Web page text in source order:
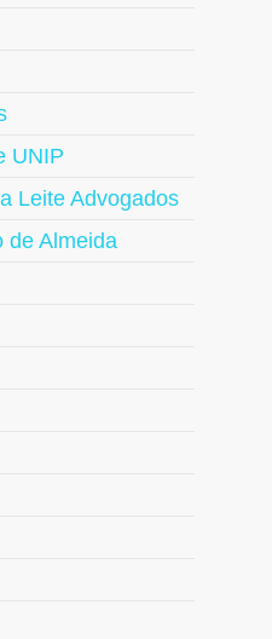
UNIP
Leite Advogados
de Almeida